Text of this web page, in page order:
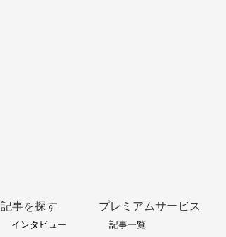
記事を探す
インタビュー
プレミアムサービス
記事一覧